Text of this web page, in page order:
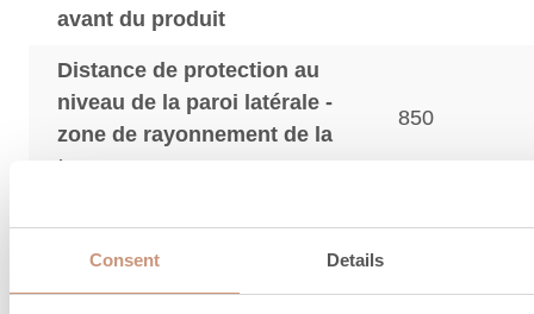
Consent Details
avant du produit
Distance de protection au
niveau de la paroi latérale -
zone de rayonnement de la
trappe
850
protection thermique est indiquée entre